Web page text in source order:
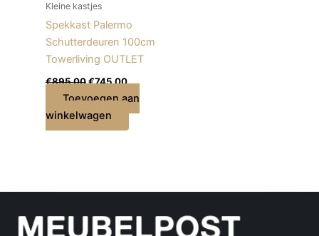
Kleine kastjes
Spekkast Palermo
Schutterdeuren 100cm
Towerliving OUTLET
€895,00€745,00
Toevoegen aan
winkelwagen